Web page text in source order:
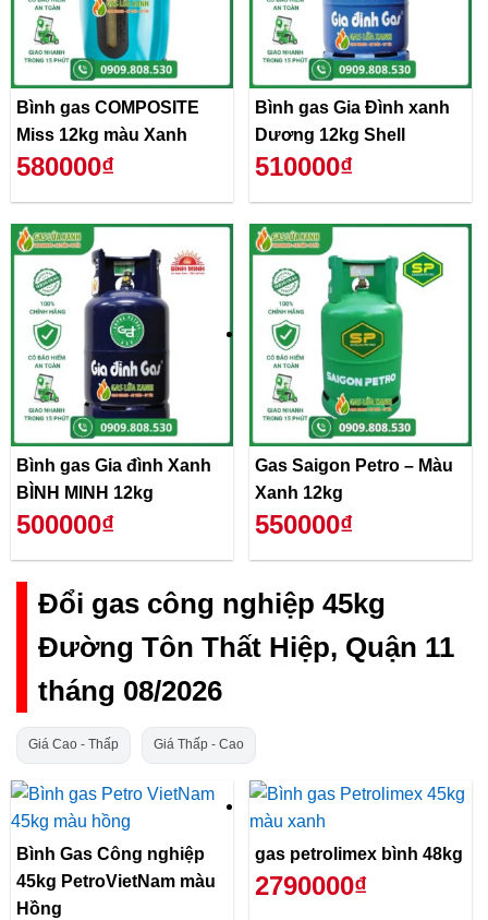
Bình gas COMPOSITE
Miss 12kg màu Xanh
580000₫
Bình gas Gia Đình xanh
Dương 12kg Shell
510000₫
Bình gas Gia đình Xanh
BÌNH MINH 12kg
500000₫
Gas Saigon Petro – Màu
Xanh 12kg
550000₫
Đổi gas công nghiệp 45kg
Đường Tôn Thất Hiệp, Quận 11
tháng 08/2026
Giá Cao - Thấp Giá Thấp - Cao
Bình Gas Công nghiệp
45kg PetroVietNam màu
Hồng
gas petrolimex bình 48kg
2790000₫